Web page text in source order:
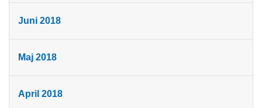
Juni 2018
Maj 2018
April 2018